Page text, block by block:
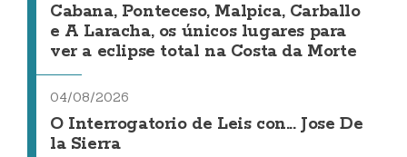
Cabana, Ponteceso, Malpica, Carballo
e A Laracha, os únicos lugares para
ver a eclipse total na Costa da Morte
04/08/2026
O Interrogatorio de Leis con... Jose De
la Sierra